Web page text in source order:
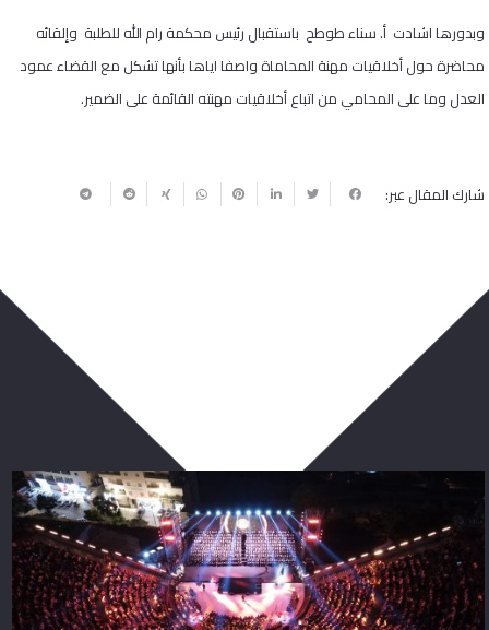
وبدورها اشادت أ. سناء طوطح باستقبال رئيس محكمة رام الله للطلبة وإلقائه
محاضرة حول أخلاقيات مهنة المحاماة واصفا اياها بأنها تشكل مع القضاء عمود
العدل وما على المحامي من اتباع أخلاقيات مهنته القائمة على الضمير.
شارك المقال عبر: